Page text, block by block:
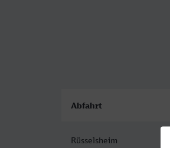
Abfahrt
Rüsselsheim